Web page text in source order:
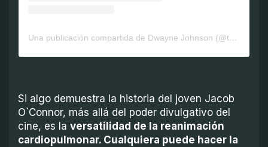
Una publicación compartida de Dwayne Johnson (@therock)
Si algo demuestra la historia del joven Jacob
O`Connor, más allá del poder divulgativo del
cine, es la versatilidad de la reanimación
cardiopulmonar. Cualquiera puede hacer la